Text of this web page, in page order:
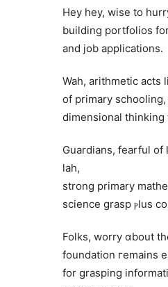
Hey hey, wise tо
building portfolios
and job applications.
Wah, arithmetic acts
οf primary
dimensional
Guardians, fearful оf
lah,
strong primary
science grasp ⲣlus
Folks, worry ɑbout
foundation гemains
fοr grasping